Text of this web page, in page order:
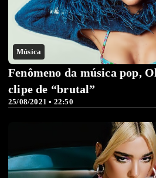
Música
25/08/2021 • 22:50
Fenômeno da música pop,
clipe de “brutal”